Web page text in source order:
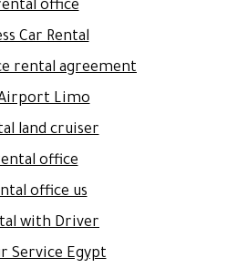
office
Car Rental
rental agreement
Limo
land cruiser
office
office us
with Driver
Service Egypt